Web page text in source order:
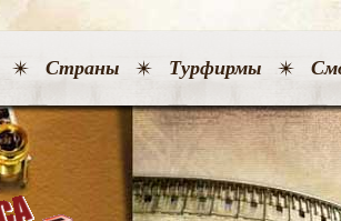
Страны Турфирмы